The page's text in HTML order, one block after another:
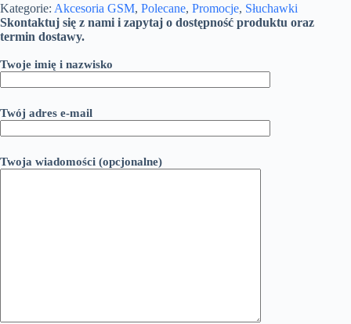
Kategorie: Akcesoria GSM, Polecane, Promocje, Słuchawki
Skontaktuj się z nami i zapytaj o dostępność produktu oraz
termin dostawy.
Twoje imię i nazwisko
Twój adres e-mail
Twoja wiadomości (opcjonalne)